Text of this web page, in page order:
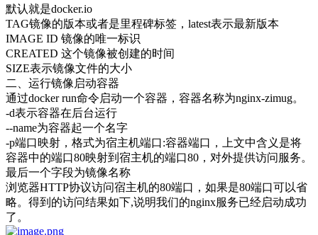
默认就是docker.io
TAG镜像的版本或者是里程碑标签，latest表示最新版本
IMAGE ID 镜像的唯一标识
CREATED 这个镜像被创建的时间
SIZE表示镜像文件的大小
二、运行镜像启动容器
通过docker run命令启动一个容器，容器名称为nginx-zimug。
-d表示容器在后台运行
--name为容器起一个名字
-p端口映射，格式为宿主机端口:容器端口，上文中含义是将
容器中的端口80映射到宿主机的端口80，对外提供访问服务。
最后一个字段为镜像名称
浏览器HTTP协议访问宿主机的80端口，如果是80端口可以省
略。得到的访问结果如下,说明我们的nginx服务已经启动成功
了。